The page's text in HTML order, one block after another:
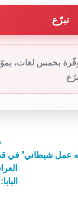
تبرّع
بخمس لغات،
«أَنا
عمل شيطاني"